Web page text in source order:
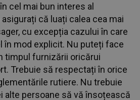
cel mai bun interes al
că luați calea cea mai
cu excepția cazului în care
în mod explicit. Nu puteți face
timpul furnizării oricărui
Trebuie să respectați în orice
rutiere. Nu trebuie
alte persoane să vă însoțească